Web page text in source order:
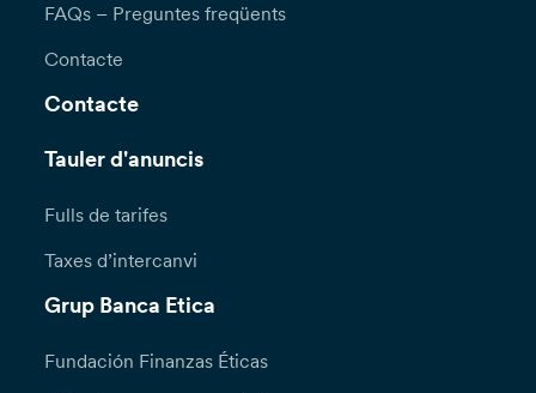
FAQs – Preguntes freqüents
Contacte
Contacte
Tauler d'anuncis
Fulls de tarifes
Taxes d’intercanvi
Grup Banca Etica
Fundación Finanzas Éticas